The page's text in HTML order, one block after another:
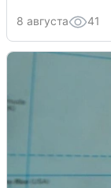
8 августа 41